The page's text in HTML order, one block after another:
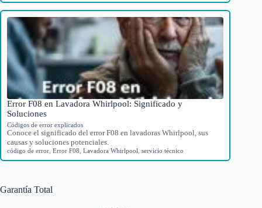
Error F08 en Lavadora Whirlpool: Significado y
Soluciones
Códigos de error explicados
Conoce el significado del error F08 en lavadoras Whirlpool, sus
causas y soluciones potenciales.
código de error Error F08 Lavadora Whirlpool servicio técnico
Garantía Total